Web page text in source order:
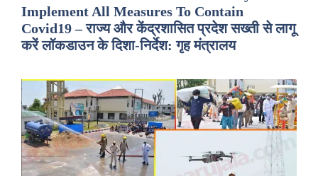
Implement All Measures To Contain
Covid19 – राज्य और केंद्रशासित प्रदेश सख्ती से लागू
करें लॉकडाउन के दिशा-निर्देश: गृह मंत्रालय